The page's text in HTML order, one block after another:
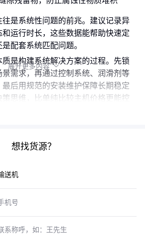
是系统性问题的前兆。建议记录异
运行时长，这些数据能帮助快速定
配套系统匹配问题。
是构建系统解决方案的过程。先锁
需求，再通过控制系统、润滑剂等
后用规范的安装维护保障长期稳定
思维，比单纯比较主机价格更能控
展开更多内容 
想找货源？